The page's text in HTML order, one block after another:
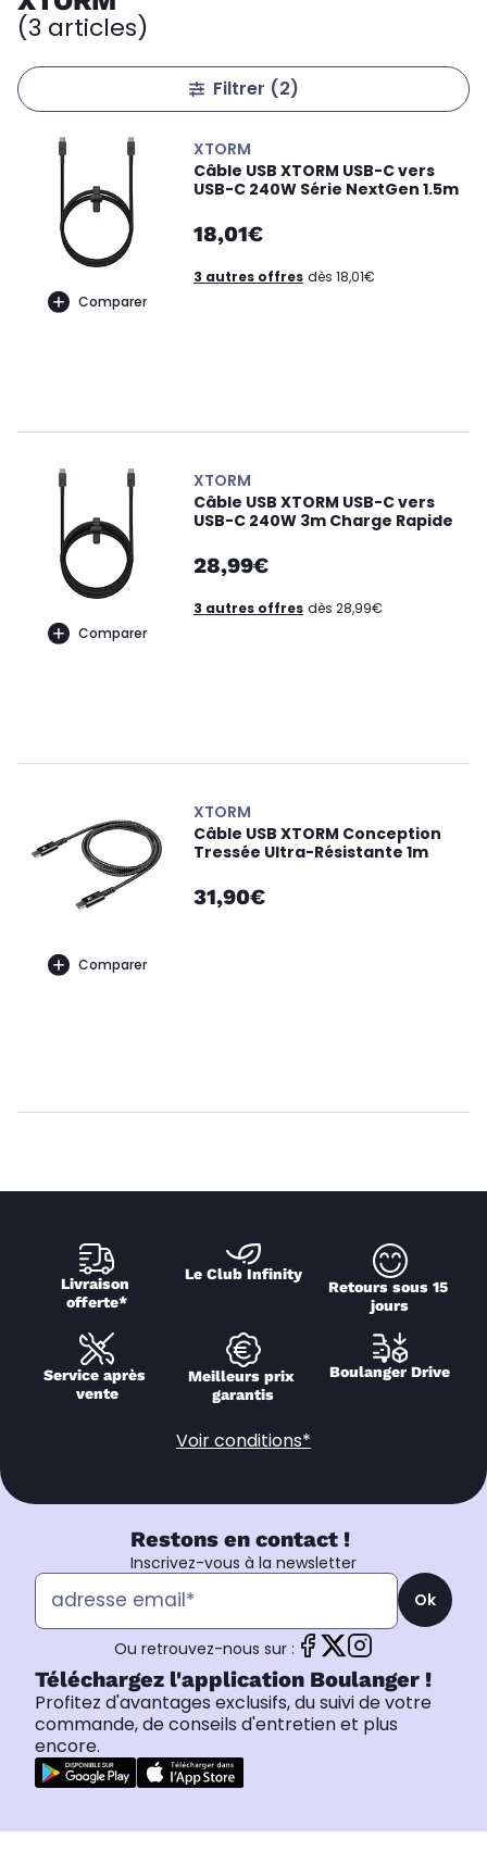
(3 articles)
Filtrer (2)
Comparer
XTORM
Câble USB XTORM USB-C vers
USB-C 240W Série NextGen 1.5m
18,01€
3 autres offres dès 18,01€
Comparer
XTORM
Câble USB XTORM USB-C vers
USB-C 240W 3m Charge Rapide
28,99€
3 autres offres dès 28,99€
Comparer
XTORM
Câble USB XTORM Conception
Tressée Ultra-Résistante 1m
31,90€
Livraison
offerte*
Le Club Infinity
Retours sous 15
jours
Service après
vente
Meilleurs prix
garantis
Boulanger Drive
Voir conditions*
Restons en contact !
Inscrivez-vous à la newsletter
Ok
Ou retrouvez-nous sur :
Téléchargez l'application Boulanger !
Profitez d'avantages exclusifs, du suivi de votre
commande, de conseils d'entretien et plus
encore.